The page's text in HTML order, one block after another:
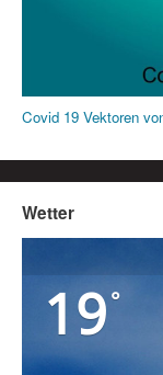
Covid 19 Vektoren
Wetter
19°